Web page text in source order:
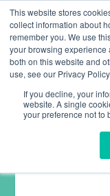
This website stores
collect information about
remember you. We use
your browsing experience
both on this website and
use, see our Privacy Policy.
If you decline, your
website. A single
your preference not to